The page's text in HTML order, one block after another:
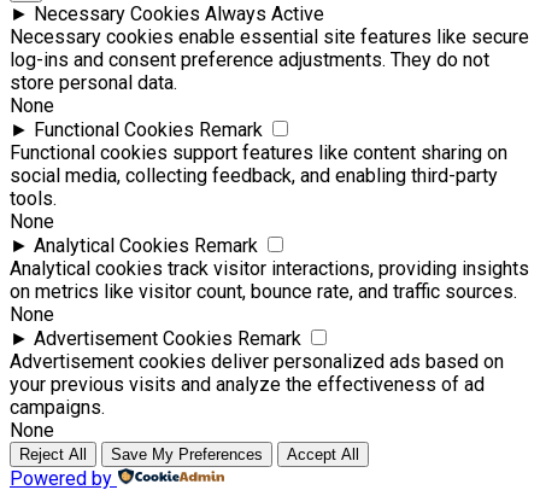
► Necessary Cookies Always Active
Necessary cookies enable essential site features like secure
log-ins and consent preference adjustments. They do not
store personal data.
None
► Functional Cookies Remark
Functional cookies support features like content sharing on
social media, collecting feedback, and enabling third-party
tools.
None
► Analytical Cookies Remark
Analytical cookies track visitor interactions, providing insights
on metrics like visitor count, bounce rate, and traffic sources.
None
► Advertisement Cookies Remark
Advertisement cookies deliver personalized ads based on
your previous visits and analyze the effectiveness of ad
campaigns.
None
Reject All Save My Preferences Accept All
Powered by